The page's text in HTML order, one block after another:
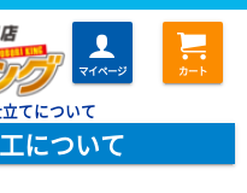
マイページ カート
てについて
について